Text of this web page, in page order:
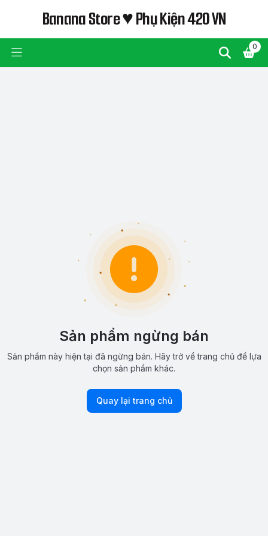
Banana Store ♥ Phụ Kiện 420 VN
0
Sản phẩm ngừng bán
Sản phẩm này hiện tại đã ngừng bán. Hãy trở về trang chủ để lựa
chọn sản phẩm khác.
Quay lại trang chủ